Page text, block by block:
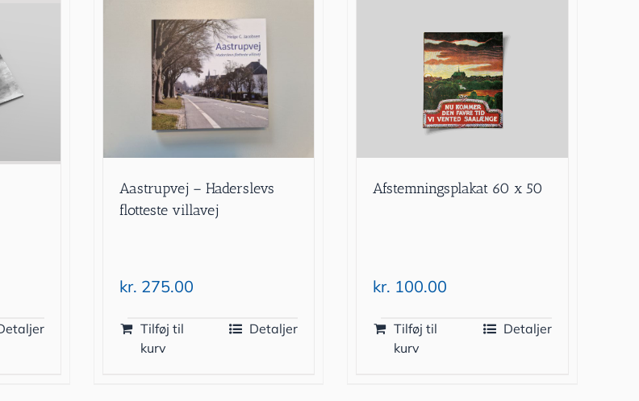
Aastrupvej – Haderslevs
flotteste villavej
kr. 275.00
Tilføj til
kurv
Detaljer
Afstemningsplakat 60 x 50
kr. 100.00
Tilføj til
kurv
Detaljer